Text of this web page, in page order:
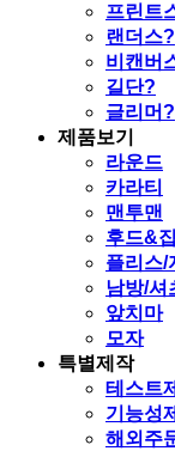
프린트
랜더스?
비캔버
길단?
글리머?
제품보기
라운드
카라티
맨투맨
후드&
플리스/
남방/셔
앞치마
모자
특별제작
테스트
기능성
해외주